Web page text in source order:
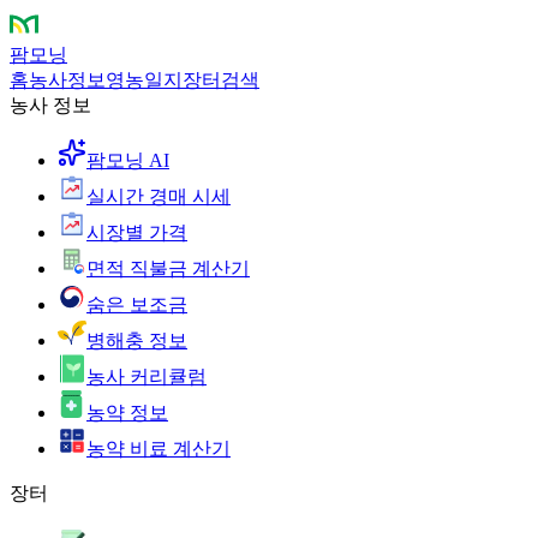
팜모닝
홈농사정보 영농일지 장터 검색
농사 정보
팜모닝 AI
실시간 경매 시세
시장별 가격
면적 직불금 계산기
숨은 보조금
병해충 정보
농사 커리큘럼
농약 정보
농약 비료 계산기
장터